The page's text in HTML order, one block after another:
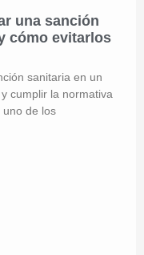
una sanción
cómo evitarlos
sanitaria en un
cumplir la normativa
uno de los